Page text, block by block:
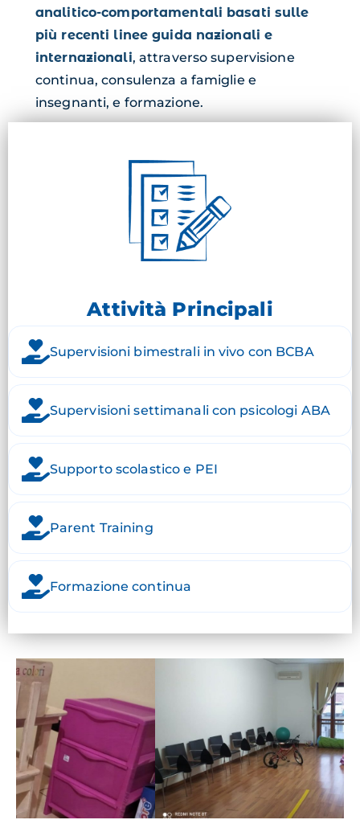
analitico-comportamentali basati sulle
più recenti linee guida nazionali e
internazionali, attraverso supervisione
continua, consulenza a famiglie e
insegnanti, e formazione.
Attività Principali
Supervisioni bimestrali in vivo con BCBA
Supervisioni settimanali con psicologi ABA
Supporto scolastico e PEI
Parent Training
Formazione continua